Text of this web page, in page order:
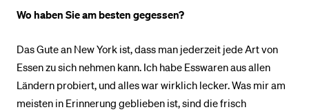
Wo haben Sie am besten gegessen?
Das Gute an New York ist, dass man jederzeit jede Art von
Essen zu sich nehmen kann. Ich habe Esswaren aus allen
Ländern probiert, und alles war wirklich lecker. Was mir am
meisten in Erinnerung geblieben ist, sind die frisch